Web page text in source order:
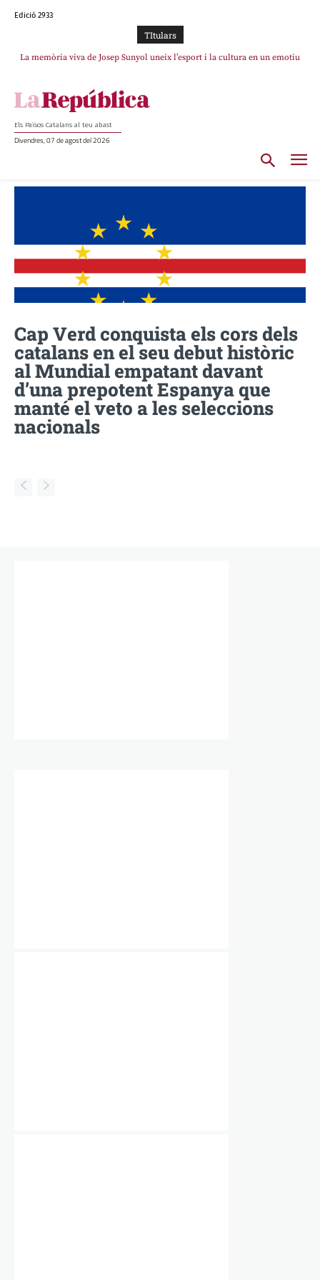
Edició 2933
TItulars
La memòria viva de Josep Sunyol uneix l’esport i la cultura en un emotiu
Els Països Catalans al teu abast
Divendres, 07 de agost del 2026
Cap Verd conquista els cors dels
catalans en el seu debut històric
al Mundial empatant davant
d’una prepotent Espanya que
manté el veto a les seleccions
nacionals